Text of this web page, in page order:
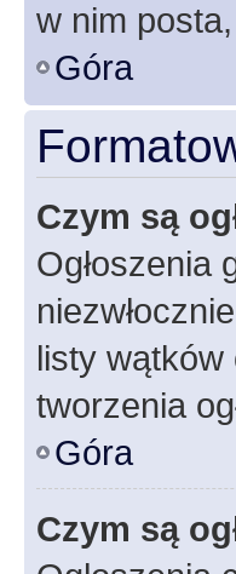
w nim
Góra
Czym są
Ogłoszenia
listy wątków
tworzenia
Góra
Czym są